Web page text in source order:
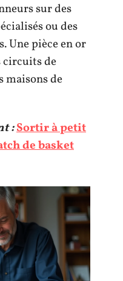
sur des
ou des
Une pièce en or
circuits de
maisons de
:Sortir à petit
de basket